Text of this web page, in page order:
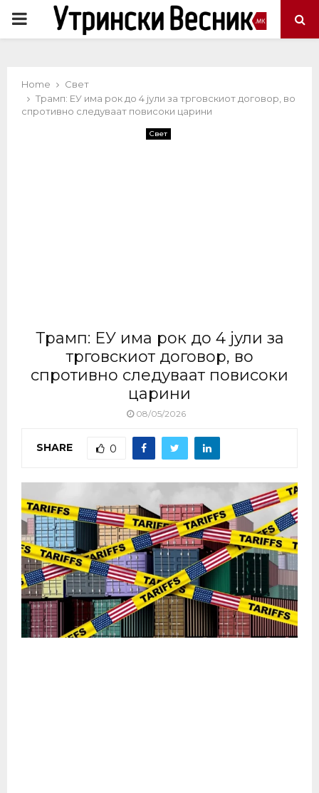
PRIMARY
Home
Свет
Трамп: ЕУ има рок до 4 јули за трговскиот договор, во
спротивно следуваат повисоки царини
Свет
Трамп: ЕУ има рок до 4 јули за
трговскиот договор, во
спротивно следуваат повисоки
царини
08/05/2026
SHARE 0